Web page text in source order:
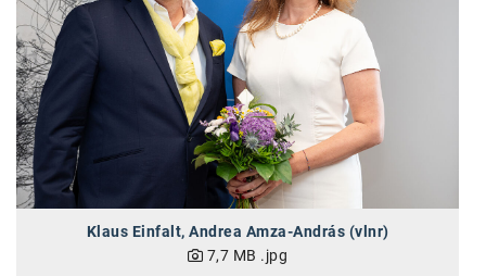
WALTER GROUP
WEB Windenergie AG
WEconomy - Diversity works!
Calle Libre
ÖZSV
Klaus Einfalt, Andrea Amza-András (vlnr)
7,7 MB .jpg